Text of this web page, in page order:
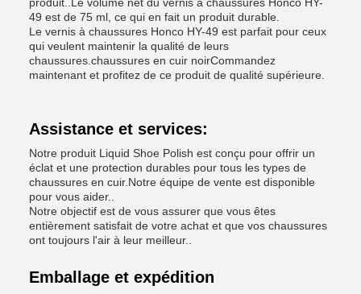
49 est de 75 ml, ce qui en fait un produit durable.
Le vernis à chaussures Honco HY-49 est parfait pour ceux
qui veulent maintenir la qualité de leurs
chaussures.chaussures en cuir noirCommandez
maintenant et profitez de ce produit de qualité supérieure.
Assistance et services:
Notre produit Liquid Shoe Polish est conçu pour offrir un
éclat et une protection durables pour tous les types de
chaussures en cuir.Notre équipe de vente est disponible
pour vous aider..
Notre objectif est de vous assurer que vous êtes
entièrement satisfait de votre achat et que vos chaussures
ont toujours l'air à leur meilleur..
Emballage et expédition